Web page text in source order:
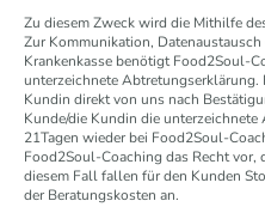
Zu diesem Zweck wird die Mithilfe
Zur Kommunikation,
Krankenkasse benötigt Food2Soul-
unterzeichnete Abtretungserklärung.
Kundin direkt von uns nach
Kunde/die Kundin die
21Tagen wieder bei Food2Soul-
Food2Soul-Coaching das Recht vor,
diesem Fall fallen für den Kunden
der Beratungskosten an.